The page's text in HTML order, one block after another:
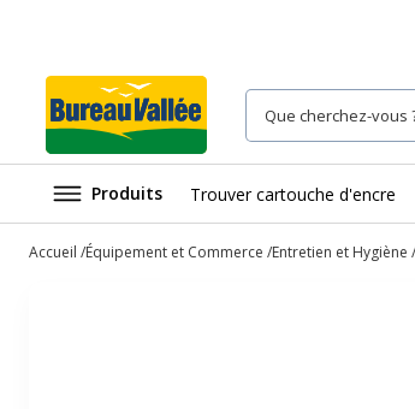
Produits Trouver cartouche d'encre
Accueil Équipement et Commerce Entretien et Hygiène